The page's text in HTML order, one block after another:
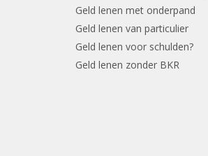
Geld lenen met onderpand
Geld lenen van particulier
Geld lenen voor schulden?
Geld lenen zonder BKR